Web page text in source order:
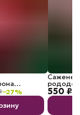
−27%
P9
550 ₽
Саженец